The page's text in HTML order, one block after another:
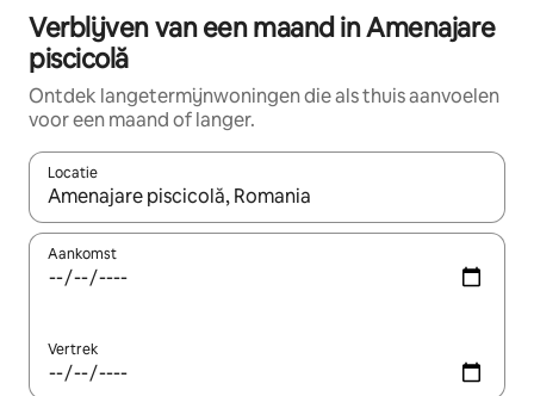
Verblijven van een maand in Amenajare
piscicolă
Ontdek langetermijnwoningen die als thuis aanvoelen
voor een maand of langer.
Locatie
Wanneer er resultaten beschikbaar zijn, maak je een keuze
Aankomst
Vertrek